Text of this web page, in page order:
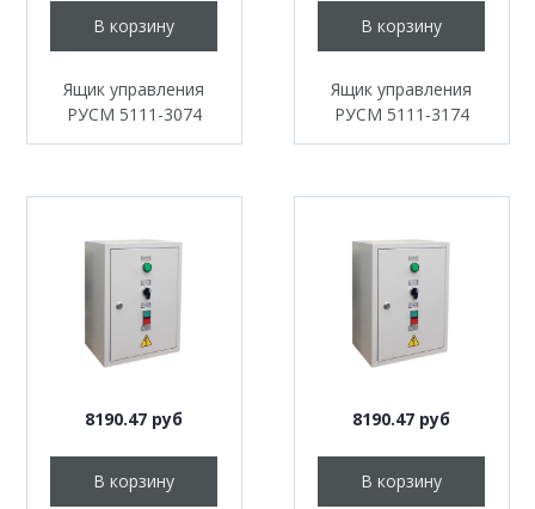
В корзину
Ящик управления
РУСМ 5111-3074
В корзину
Ящик управления
РУСМ 5111-3174
8190.47 руб
В корзину
8190.47 руб
В корзину